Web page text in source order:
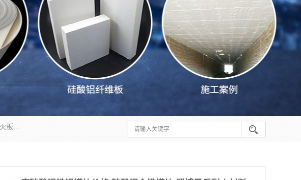
1260卷毡针刺毯，1360标准高纯高铝毯，1430度低锆锆铝含锆毯，普通挡渣棉卷毡，防火纸、挡火板、隔热垫片模块、棉块、折叠块、散棉高温固化剂价格规格密度多少钱图片视频立方平米参数指标